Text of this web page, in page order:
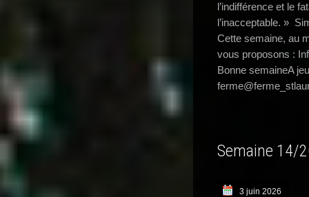
l’indifférence et le
l’inacceptable. »
Cette semaine, au
vous proposons :
Bonne semaineA
Semaine 14/
3 juin 2026